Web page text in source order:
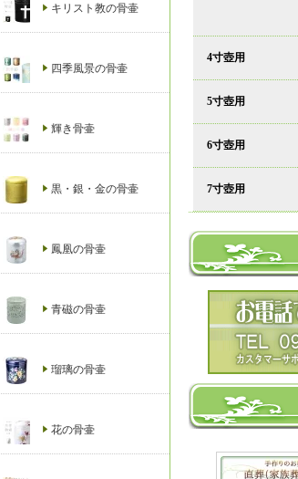
キリスト教の骨壷
四季風景の骨壷
輝き骨壷
黒・銀・金の骨壷
鳳凰の骨壷
青磁の骨壷
瑠璃の骨壷
花の骨壷
4寸壺用
5寸壺用
6寸壺用
7寸壺用